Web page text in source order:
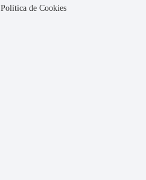
Política de Cookies